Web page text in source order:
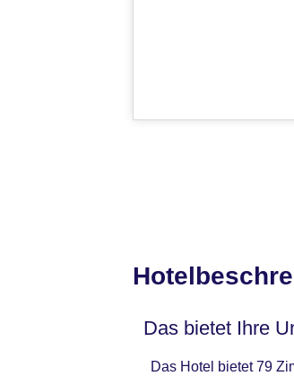
Das bietet Ihre
Das Hotel bietet 79